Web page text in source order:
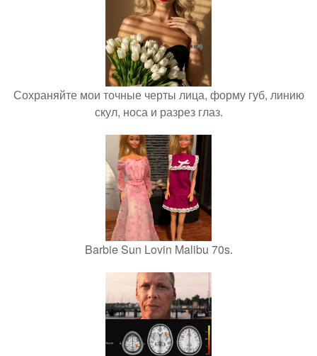
Сохраняйте мои точные черты лица, форму губ, линию
скул, носа и разрез глаз.
Barbie Sun Lovin Malibu 70s.